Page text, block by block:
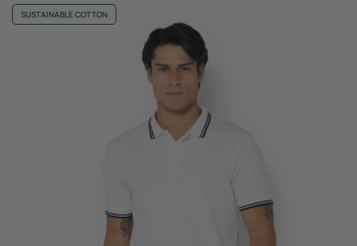
SUSTAINABLE COTTON